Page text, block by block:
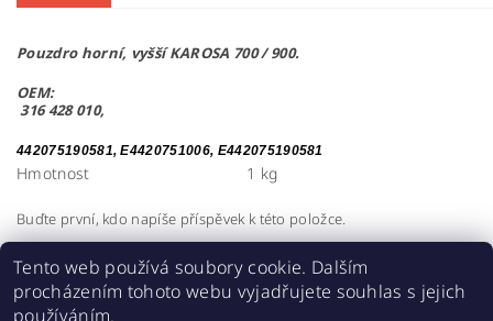
Pouzdro horní, vyšší KAROSA 700 / 900.
OEM:
316 428 010,
442075190581, E4420751006, E442075190581
Hmotnost 1 kg
Buďte první, kdo napíše příspěvek k této položce.
Přidat komentář
Tento web používá soubory cookie. Dalším
procházením tohoto webu vyjadřujete souhlas s jejich
používáním.